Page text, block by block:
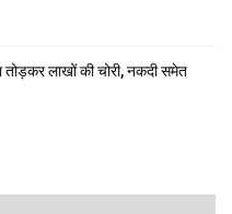
तोड़कर लाखों की चोरी, नकदी समेत